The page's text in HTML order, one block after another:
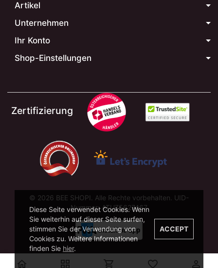
Artikel
Unternehmen
Ihr Konto
Shop-Einstellungen
Zertifizierung
© 2026 BEE SHOPI. Alle Rechte vorbehalten. UID-
Nummer: ATU75627467
    
Diese Seite verwendet Cookies. Wenn
Sie weiterhin auf dieser Seite surfen,
stimmen Sie der Verwendung von
Cookies zu. Weitere Informationen
finden Sie hier.
ACCEPT